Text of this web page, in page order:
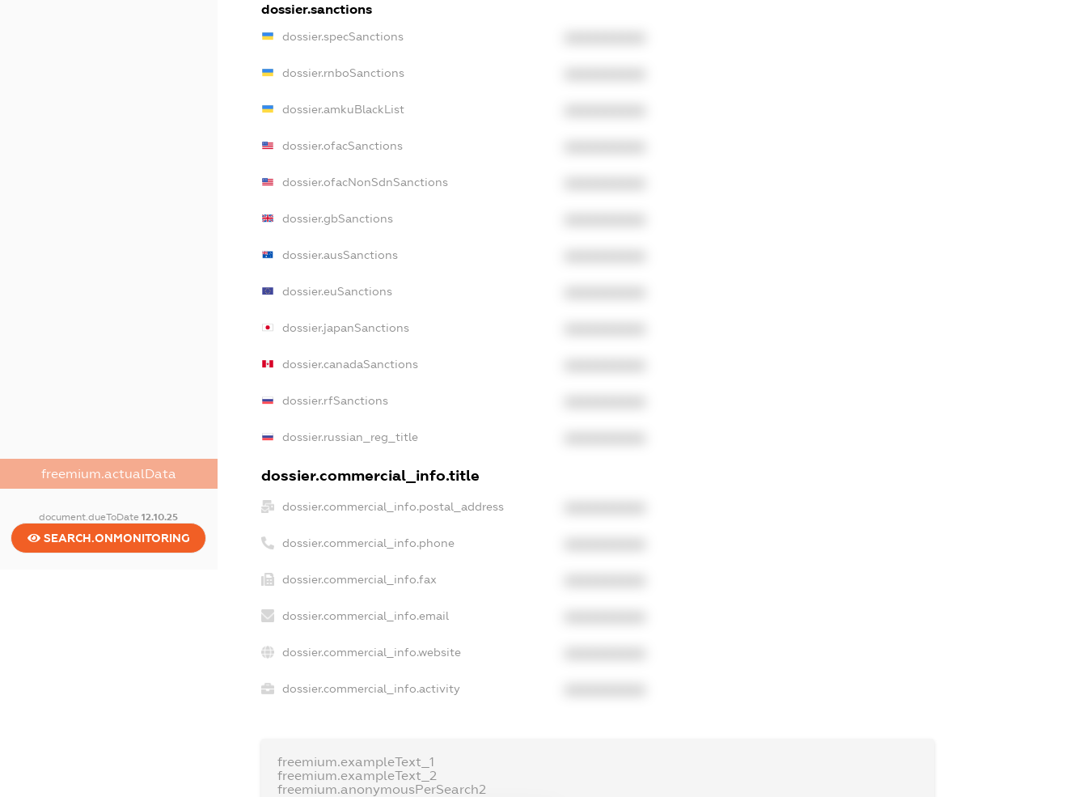
freemium.actualData
document.dueToDate12.10.25
SEARCH.ONMONITORING
dossier.sanctions
dossier.specSanctions
dossier.rnboSanctions
dossier.amkuBlackList
dossier.ofacSanctions
dossier.ofacNonSdnSanctions
dossier.gbSanctions
dossier.ausSanctions
dossier.euSanctions
dossier.japanSanctions
dossier.canadaSanctions
dossier.rfSanctions
dossier.russian_reg_title
dossier.commercial_info.title
dossier.commercial_info.postal_address
dossier.commercial_info.phone
dossier.commercial_info.fax
dossier.commercial_info.email
dossier.commercial_info.website
dossier.commercial_info.activity
freemium.exampleText_1
freemium.exampleText_2
freemium.anonymousPerSearch2